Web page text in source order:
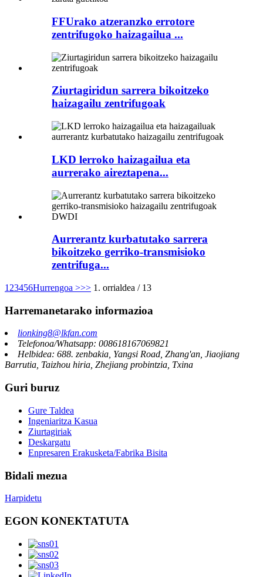
FFUrako atzeranzko errotore
zentrifugoko haizagailua ...
Ziurtagiridun sarrera bikoitzeko
haizagailu zentrifugoak
LKD lerroko haizagailua eta
aurrerako aireztapena...
Aurrerantz kurbatutako sarrera
bikoitzeko gerriko-transmisioko
zentrifuga...
1 23456Hurrengoa >>> 1. orrialdea / 13
Harremanetarako informazioa
lionking8@lkfan.com
Telefonoa/Whatsapp: 008618167069821
Helbidea: 688. zenbakia, Yangsi Road, Zhang'an, Jiaojiang
Barrutia, Taizhou hiria, Zhejiang probintzia, Txina
Guri buruz
Gure Taldea
Ingeniaritza Kasua
Ziurtagiriak
Deskargatu
Enpresaren Erakusketa/Fabrika Bisita
Bidali mezua
Harpidetu
EGON KONEKTATUTA